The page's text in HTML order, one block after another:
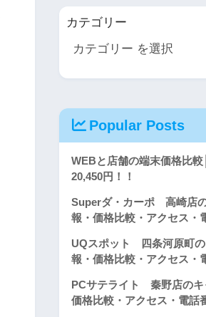
カテゴリー
Popular Posts
WEBと店舗の端末価格比
20,450円！！
Superダ・カーポ 高崎店
報・価格比較・アクセス・
UQスポット 四条河原町
報・価格比較・アクセス・
PCサテライト 秦野店のキ
価格比較・アクセス・電話